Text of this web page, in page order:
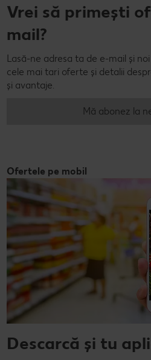
Vrei să primești
mail?
Lasă-ne adresa ta de e-mail și
cele mai tari oferte și detalii
și avantaje.
Mă abonez la
Ofertele pe mobil
Descarcă și tu